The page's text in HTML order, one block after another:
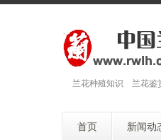
兰花种殖知识 兰花
首页 新闻动